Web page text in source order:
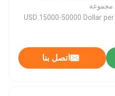
الأسعار：USD 15000-50000 Dollar per
اتصل بنا